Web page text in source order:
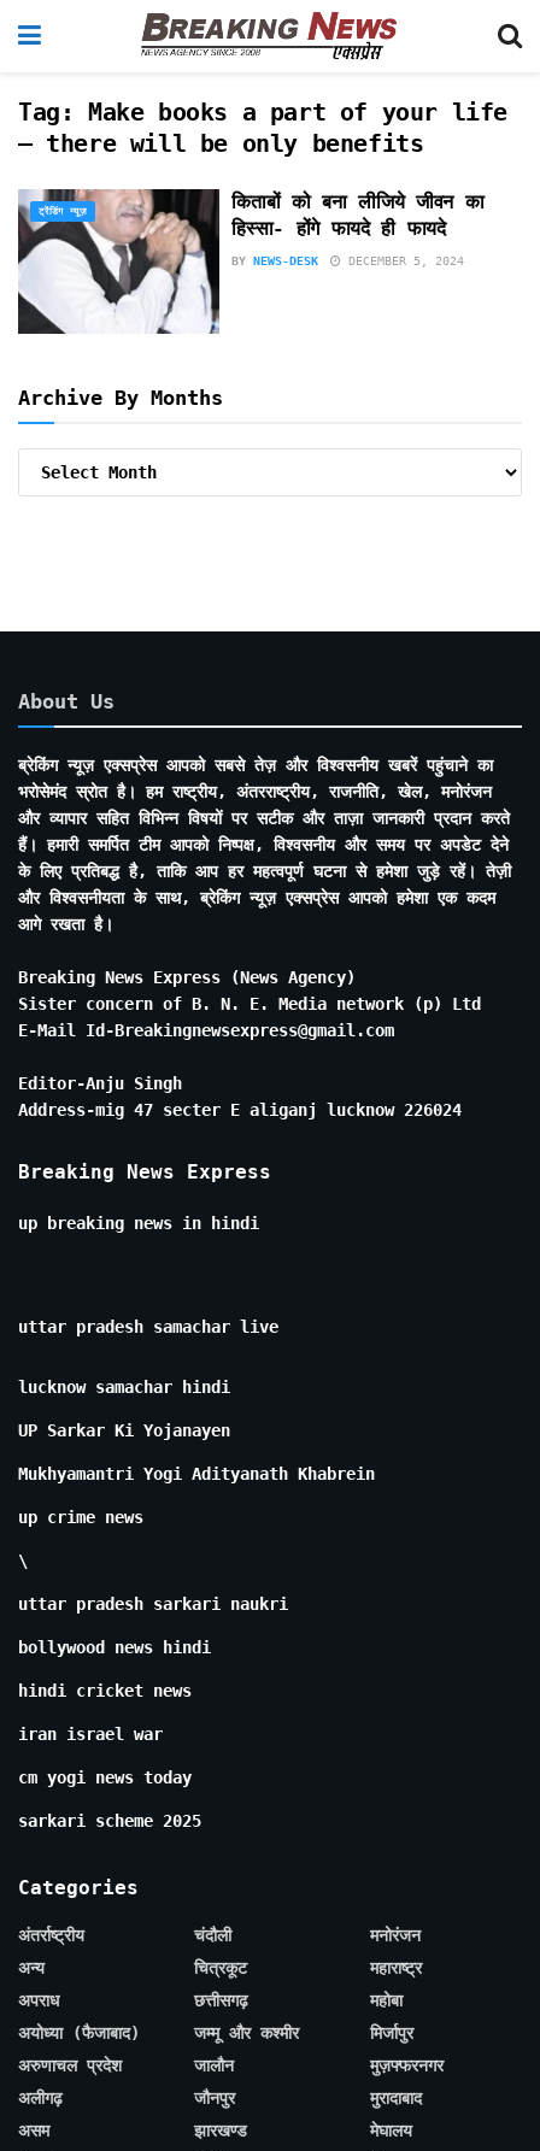
Tag: Make books a part of your life
– there will be only benefits
ट्रेंडिंग न्यूज़
किताबों को बना लीजिये जीवन का
हिस्सा- होंगे फायदे ही फायदे
BY NEWS-DESK DECEMBER 5, 2024
Archive By Months
About Us
ब्रेकिंग न्यूज़ एक्सप्रेस आपको सबसे तेज़ और विश्वसनीय खबरें पहुंचाने का
भरोसेमंद स्रोत है। हम राष्ट्रीय, अंतरराष्ट्रीय, राजनीति, खेल, मनोरंजन
और व्यापार सहित विभिन्न विषयों पर सटीक और ताज़ा जानकारी प्रदान करते
हैं। हमारी समर्पित टीम आपको निष्पक्ष, विश्वसनीय और समय पर अपडेट देने
के लिए प्रतिबद्ध है, ताकि आप हर महत्वपूर्ण घटना से हमेशा जुड़े रहें। तेज़ी
और विश्वसनीयता के साथ, ब्रेकिंग न्यूज़ एक्सप्रेस आपको हमेशा एक कदम
आगे रखता है।
Breaking News Express (News Agency)
Sister concern of B. N. E. Media network (p) Ltd
E-Mail Id-Breakingnewsexpress@gmail.com
Editor-Anju Singh
Address-mig 47 secter E aliganj lucknow 226024
Breaking News Express
up breaking news in hindi
uttar pradesh samachar live
lucknow samachar hindi
UP Sarkar Ki Yojanayen
Mukhyamantri Yogi Adityanath Khabrein
up crime news
\
uttar pradesh sarkari naukri
bollywood news hindi
hindi cricket news
iran israel war
cm yogi news today
sarkari scheme 2025
Categories
अंतर्राष्ट्रीय
अन्य
अपराध
अयोध्या (फैजाबाद)
अरुणाचल प्रदेश
अलीगढ़
असम
चंदौली
चित्रकूट
छत्तीसगढ़
जम्मू और कश्मीर
जालौन
जौनपुर
झारखण्ड
मनोरंजन
महाराष्ट्र
महोबा
मिर्जापुर
मुज़फ्फरनगर
मुरादाबाद
मेघालय